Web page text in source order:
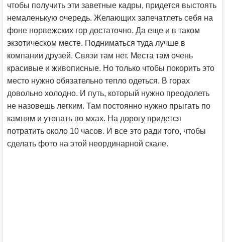
чтобы получить эти заветные кадры, придется выстоять
немаленькую очередь. Желающих запечатлеть себя на
фоне норвежских гор достаточно. Да еще и в таком
экзотическом месте. Подниматься туда лучше в
компании друзей. Связи там нет. Места там очень
красивые и живописные. Но только чтобы покорить это
место нужно обязательно тепло одеться. В горах
довольно холодно. И путь, который нужно преодолеть
не назовешь легким. Там постоянно нужно прыгать по
камням и утопать во мхах. На дорогу придется
потратить около 10 часов. И все это ради того, чтобы
сделать фото на этой неординарной скале.